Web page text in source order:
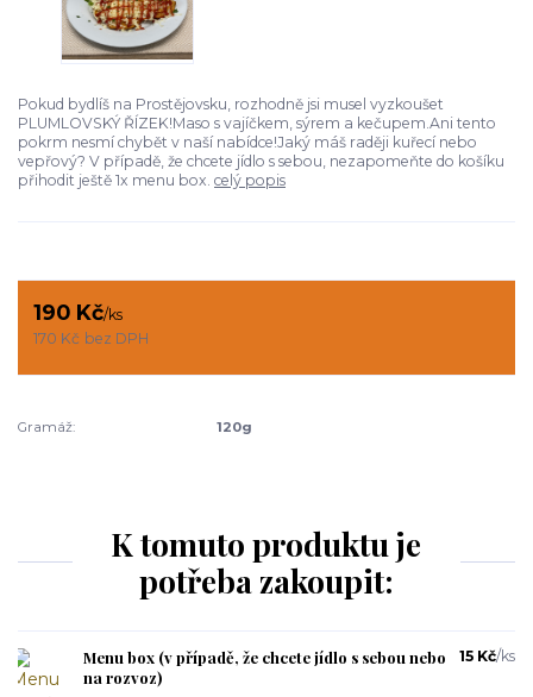
Pokud bydlíš na Prostějovsku, rozhodně jsi musel vyzkoušet
PLUMLOVSKÝ ŘÍZEK!Maso s vajíčkem, sýrem a kečupem.Ani tento
pokrm nesmí chybět v naší nabídce!Jaký máš raději kuřecí nebo
vepřový? V případě, že chcete jídlo s sebou, nezapomeňte do košíku
přihodit ještě 1x menu box. celý popis
190 Kč/ks
170 Kč bez DPH
Gramáž: 120g
K tomuto produktu je
potřeba zakoupit:
Menu box (v případě, že chcete jídlo s sebou nebo
na rozvoz)
15 Kč/ks